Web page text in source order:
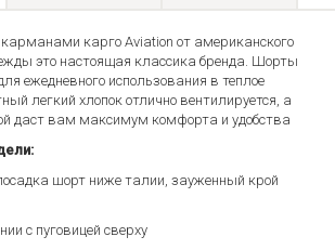
карго Aviation от американского
это настоящая классика бренда. Шорты
ежедневного использования в теплое
легкий хлопок отлично вентилируется, а
даст вам максимум комфорта и удобства
шорт ниже талии, зауженный крой
с пуговицей сверху